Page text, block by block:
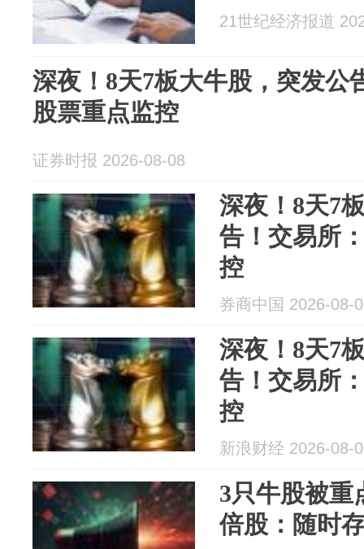
21世纪经济报道
深夜！8天7板大牛股，突发公
股票重点监控
证券时报 2026-08-08
深夜！8天7
告！交易所
控
券商中国 2026-08-
深夜！8天7
告！交易所
控
新浪财经 2026-08-
3只牛股被重
倍股：随时